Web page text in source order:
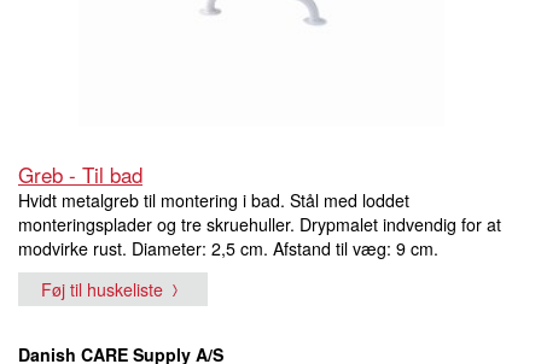
Greb - Til bad
Hvidt metalgreb til montering i bad. Stål med loddet
monteringsplader og tre skruehuller. Drypmalet indvendig for at
modvirke rust. Diameter: 2,5 cm. Afstand til væg: 9 cm.
Føj til huskeliste
Danish CARE Supply A/S